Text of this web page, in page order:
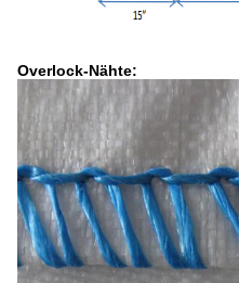
Overlock-Nähte: